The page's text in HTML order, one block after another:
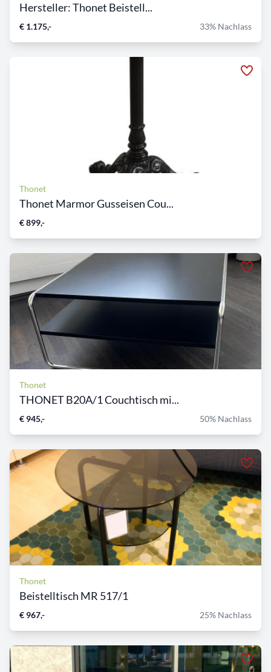
Hersteller: Thonet Beistell...
€ 1.175,- 33% Nachlass
Thonet
Thonet Marmor Gusseisen Cou...
€ 899,-
Thonet
THONET B20A/1 Couchtisch mi...
€ 945,- 50% Nachlass
Thonet
Beistelltisch MR 517/1
€ 967,- 25% Nachlass